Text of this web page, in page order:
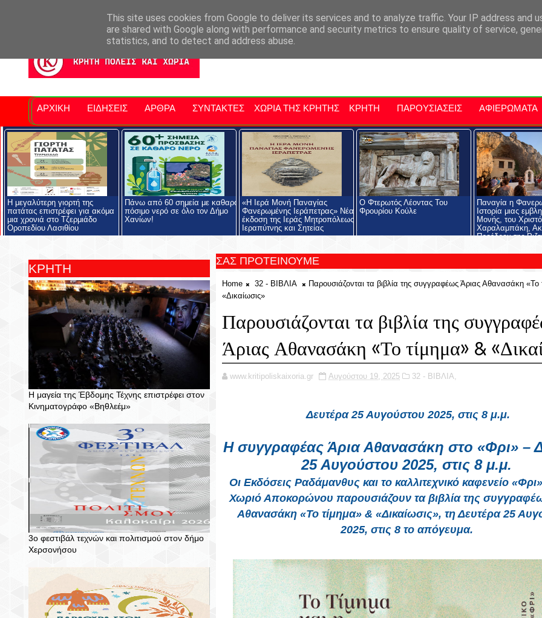
Νομός Λασιθίου Αγαπάμε Ρέθυμνο Επαρχία Μαλεβιζίου Εκδηλώσεις Στην Κρήτη Kriti Traveller
ΑΡΧΙΚΗ ΕΙΔΗΣΕΙΣ ΑΡΘΡΑ ΣΥΝΤΑΚΤΕΣ ΧΩΡΙΑ ΤΗΣ ΚΡΗΤΗΣ ΚΡΗΤΗ ΠΑΡΟΥΣΙΑΣΕΙΣ ΑΦΙΕΡΩΜΑΤΑ
Η μεγαλύτερη γιορτή της
πατάτας επιστρέφει για ακόμα
μια χρονιά στο Τζερμιάδο
Οροπεδίου Λασιθίου
Πάνω από 60 σημεία με καθαρό
πόσιμο νερό σε όλο τον Δήμο
Χανίων!
«Η Ιερά Μονή Παναγίας
Φανερωμένης Ιεράπετρας» Νέα
έκδοση της Ιεράς Μητροπόλεως
Ιεραπύτνης και Σητείας
Ο Φτερωτός Λέοντας Του
Φρουρίου Κούλε
Παναγία η
Ιστορία μιας
Μονής, του
Χαραλαμπάκη,
Προέδρου της
Ριζαρείου
ΚΡΗΤΗ
Η μαγεία της Έβδομης Τέχνης επιστρέφει στον
Κινηματογράφο «Βηθλεέμ»
3ο φεστιβάλ τεχνών και πολιτισμού στον δήμο
Χερσονήσου
ΣΑΣ ΠΡΟΤΕΙΝΟΥΜΕ
Home 32 - ΒΙΒΛΙΑ
Παρουσιάζονται τα βιβλία της συγγραφέως Άριας Αθανασάκη «Το
«Δικαίωσις»
Παρουσιάζονται τα βιβλία της
Άριας Αθανασάκη «Το τίμημα» &
www.kritipoliskaixoria.gr Αυγούστου 19, 2025 32 - ΒΙΒΛΙΑ,
Δευτέρα 25 Αυγούστου 2025, στις 8 μ.μ.
Η συγγραφέας Άρια Αθανασάκη στο «Φρι» –
25 Αυγούστου 2025, στις 8 μ.μ.
Οι Εκδόσεις Ραδάμανθυς και το καλλιτεχνικό καφενείο
Χωριό Αποκορώνου παρουσιάζουν τα βιβλία της
Αθανασάκη «Το τίμημα» & «Δικαίωσις», τη Δευτέρα 25
2025, στις 8 το απόγευμα.
This site uses cookies from Google to deliver its services and to analyze traffic. Your IP address and
are shared with Google along with performance and security metrics to ensure quality of service,
statistics, and to detect and address abuse.